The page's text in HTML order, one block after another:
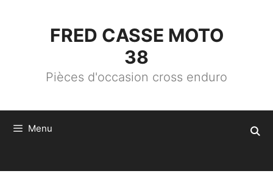
FRED CASSE MOTO
38
Pièces d'occasion cross enduro
Menu